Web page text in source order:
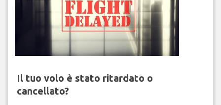
Il tuo volo è stato ritardato o
cancellato?